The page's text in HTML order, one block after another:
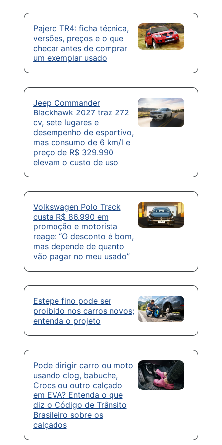
Pajero TR4: ficha técnica,
versões, preços e o que
checar antes de comprar
um exemplar usado
Jeep Commander
Blackhawk 2027 traz 272
cv, sete lugares e
desempenho de esportivo,
mas consumo de 6 km/l e
preço de R$ 329.990
elevam o custo de uso
Volkswagen Polo Track
custa R$ 86.990 em
promoção e motorista
reage: “O desconto é bom,
mas depende de quanto
vão pagar no meu usado”
Estepe fino pode ser
proibido nos carros novos;
entenda o projeto
Pode dirigir carro ou moto
usando clog, babuche,
Crocs ou outro calçado
em EVA? Entenda o que
diz o Código de Trânsito
Brasileiro sobre os
calçados